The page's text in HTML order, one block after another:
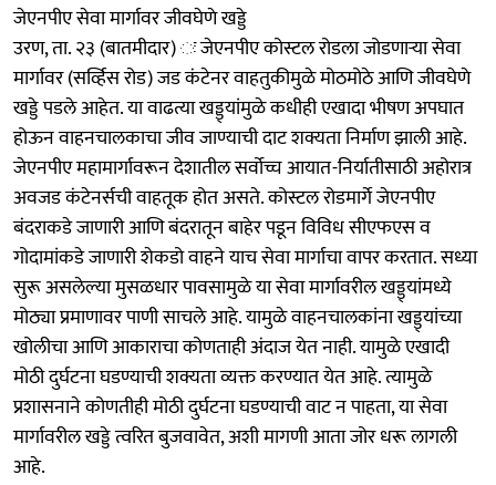
जेएनपीए सेवा मार्गावर जीवघेणे खड्डे
उरण, ता. २३ (बातमीदार) ः जेएनपीए कोस्टल रोडला जोडणाऱ्या सेवा
मार्गावर (सर्व्हिस रोड) जड कंटेनर वाहतुकीमुळे मोठमोठे आणि जीवघेणे
खड्डे पडले आहेत. या वाढत्या खड्ड्यांमुळे कधीही एखादा भीषण अपघात
होऊन वाहनचालकाचा जीव जाण्याची दाट शक्यता निर्माण झाली आहे.
जेएनपीए महामार्गावरून देशातील सर्वोच्च आयात-निर्यातीसाठी अहोरात्र
अवजड कंटेनर्सची वाहतूक होत असते. कोस्टल रोडमार्गे जेएनपीए
बंदराकडे जाणारी आणि बंदरातून बाहेर पडून विविध सीएफएस व
गोदामांकडे जाणारी शेकडो वाहने याच सेवा मार्गाचा वापर करतात. सध्या
सुरू असलेल्या मुसळधार पावसामुळे या सेवा मार्गावरील खड्ड्यांमध्ये
मोठ्या प्रमाणावर पाणी साचले आहे. यामुळे वाहनचालकांना खड्ड्यांच्या
खोलीचा आणि आकाराचा कोणताही अंदाज येत नाही. यामुळे एखादी
मोठी दुर्घटना घडण्याची शक्यता व्यक्त करण्यात येत आहे. त्यामुळे
प्रशासनाने कोणतीही मोठी दुर्घटना घडण्याची वाट न पाहता, या सेवा
मार्गावरील खड्डे त्वरित बुजवावेत, अशी मागणी आता जोर धरू लागली
आहे.